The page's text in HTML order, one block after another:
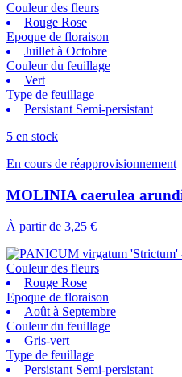
Couleur des fleurs
Rouge Rose
Epoque de floraison
Juillet à Octobre
Couleur du feuillage
Vert
Type de feuillage
Persistant Semi-persistant
5 en stock
En cours de réapprovisionnement
MOLINIA caerulea
À partir de 3,25 €
Couleur des fleurs
Rouge Rose
Epoque de floraison
Août à Septembre
Couleur du feuillage
Gris-vert
Type de feuillage
Persistant Semi-persistant